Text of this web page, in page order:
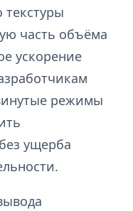
текстуры
часть объёма
ускорение
режимы
ущерба